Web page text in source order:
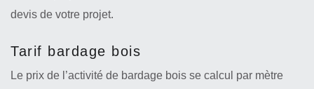
devis de votre projet.
Tarif bardage bois
Le prix de l’activité de bardage bois se calcul par mètre